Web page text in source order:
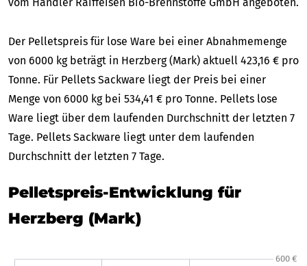
Der Pelletspreis für lose Ware bei einer Abnahmemenge
von 6000 kg beträgt in Herzberg (Mark) aktuell 423,16 € pro
Tonne. Für Pellets Sackware liegt der Preis bei einer
Menge von 6000 kg bei 534,41 € pro Tonne. Pellets lose
Ware liegt über dem laufenden Durchschnitt der letzten 7
Tage. Pellets Sackware liegt unter dem laufenden
Durchschnitt der letzten 7 Tage.
Pelletspreis-Entwicklung für
Herzberg (Mark)